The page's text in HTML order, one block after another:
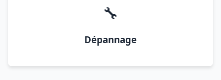
🔧
Dépannage